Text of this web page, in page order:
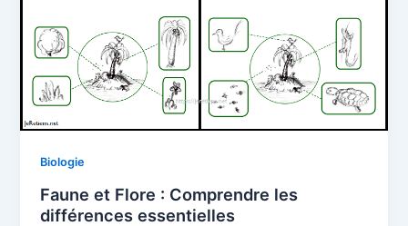
Biologie
Faune et Flore : Comprendre les
différences essentielles